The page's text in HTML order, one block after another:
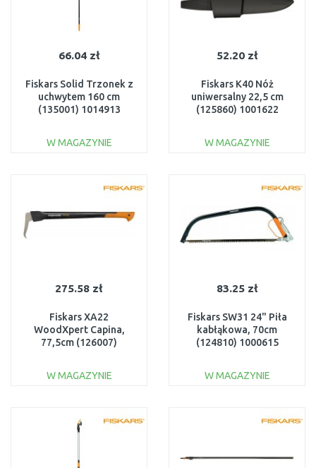
66.04 zł
Fiskars Solid Trzonek z
uchwytem 160 cm
(135001) 1014913
W MAGAZYNIE
Do porównania
52.20 zł
Fiskars K40 Nóż
uniwersalny 22,5 cm
(125860) 1001622
W MAGAZYNIE
Do porównania
275.58 zł
Fiskars XA22
WoodXpert Capina,
77,5cm (126007)
W MAGAZYNIE
Do porównania
83.25 zł
Fiskars SW31 24" Piła
kabłąkowa, 70cm
(124810) 1000615
W MAGAZYNIE
Do porównania